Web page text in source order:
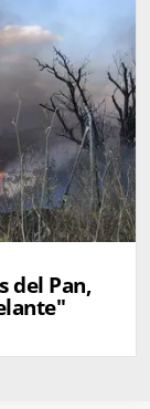
del Pan,